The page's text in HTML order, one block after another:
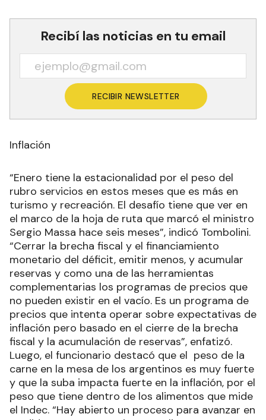
Recibí las noticias en tu email
RECIBIR NEWSLETTER
Inflación
“Enero tiene la estacionalidad por el peso del
rubro servicios en estos meses que es más en
turismo y recreación. El desafío tiene que ver en
el marco de la hoja de ruta que marcó el ministro
Sergio Massa hace seis meses”, indicó Tombolini.
“Cerrar la brecha fiscal y el financiamiento
monetario del déficit, emitir menos, y acumular
reservas y como una de las herramientas
complementarias los programas de precios que
no pueden existir en el vacío. Es un programa de
precios que intenta operar sobre expectativas de
inflación pero basado en el cierre de la brecha
fiscal y la acumulación de reservas”, enfatizó.
Luego, el funcionario destacó que el peso de la
carne en la mesa de los argentinos es muy fuerte
y que la suba impacta fuerte en la inflación, por el
peso que tiene dentro de los alimentos que mide
el Indec. “Hay abierto un proceso para avanzar en